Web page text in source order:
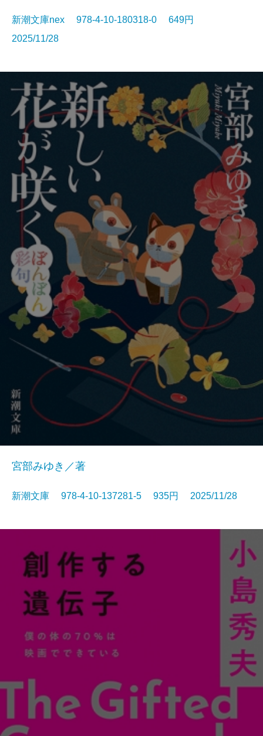
新潮文庫nex 978-4-10-180318-0 649円
2025/11/28
宮部みゆき／著
新潮文庫 978-4-10-137281-5 935円 2025/11/28